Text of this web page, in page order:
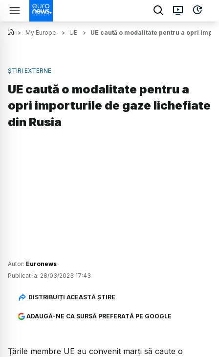
> My Europe > UE > UE caută o modalitate pentru a opri
ȘTIRI EXTERNE
UE caută o modalitate pentru a
opri importurile de gaze lichefiate
din Rusia
Autor: Euronews
Publicat la: 28/03/2023 17:43
DISTRIBUIȚI ACEASTĂ ȘTIRE
ADAUGĂ-NE CA SURSĂ PREFERATĂ PE GOOGLE
Ţările membre UE au convenit marţi să caute o